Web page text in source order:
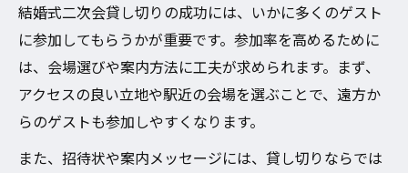
結婚式二次会貸し切りの成功には、いかに多くのゲスト
に参加してもらうかが重要です。参加率を高めるために
は、会場選びや案内方法に工夫が求められます。まず、
アクセスの良い立地や駅近の会場を選ぶことで、遠方か
らのゲストも参加しやすくなります。
また、招待状や案内メッセージには、貸し切りならでは